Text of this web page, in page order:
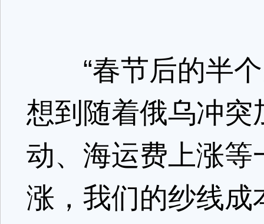
“春节后的半个
想到随着俄乌冲
动、海运费上涨
涨，我们的纱线